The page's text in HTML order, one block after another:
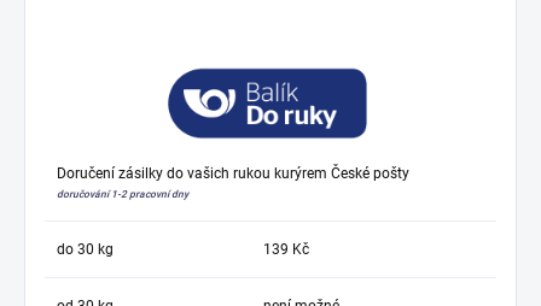
Doručení zásilky do vašich rukou kurýrem České pošty
doručování 1-2 pracovní dny
do 30 kg 139 Kč